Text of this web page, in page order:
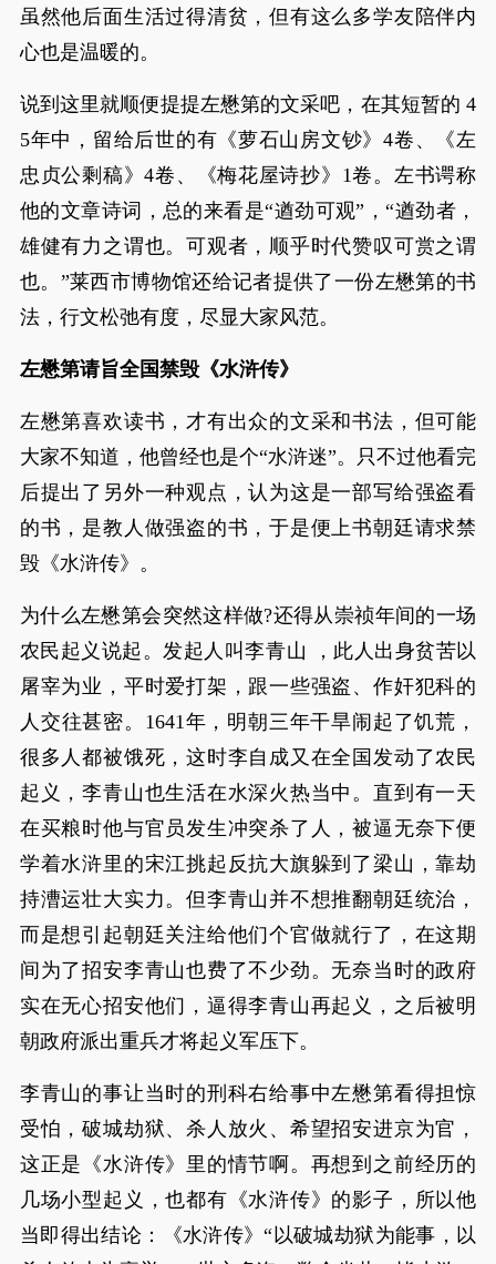
虽然他后面生活过得清贫，但有这么多学友陪伴内
心也是温暖的。
说到这里就顺便提提左懋第的文采吧，在其短暂的 4
5年中，留给后世的有《萝石山房文钞》4卷、《左
忠贞公剩稿》4卷、《梅花屋诗抄》1卷。左书谔称
他的文章诗词，总的来看是“遒劲可观”，“遒劲者，
雄健有力之谓也。可观者，顺乎时代赞叹可赏之谓
也。”莱西市博物馆还给记者提供了一份左懋第的书
法，行文松弛有度，尽显大家风范。
左懋第请旨全国禁毁《水浒传》
左懋第喜欢读书，才有出众的文采和书法，但可能
大家不知道，他曾经也是个“水浒迷”。只不过他看完
后提出了另外一种观点，认为这是一部写给强盗看
的书，是教人做强盗的书，于是便上书朝廷请求禁
毁《水浒传》。
为什么左懋第会突然这样做?还得从崇祯年间的一场
农民起义说起。发起人叫李青山 ，此人出身贫苦以
屠宰为业，平时爱打架，跟一些强盗、作奸犯科的
人交往甚密。1641年，明朝三年干旱闹起了饥荒，
很多人都被饿死，这时李自成又在全国发动了农民
起义，李青山也生活在水深火热当中。直到有一天
在买粮时他与官员发生冲突杀了人，被逼无奈下便
学着水浒里的宋江挑起反抗大旗躲到了梁山，靠劫
持漕运壮大实力。但李青山并不想推翻朝廷统治，
而是想引起朝廷关注给他们个官做就行了，在这期
间为了招安李青山也费了不少劲。无奈当时的政府
实在无心招安他们，逼得李青山再起义，之后被明
朝政府派出重兵才将起义军压下。
李青山的事让当时的刑科右给事中左懋第看得担惊
受怕，破城劫狱、杀人放火、希望招安进京为官，
这正是《水浒传》里的情节啊。再想到之前经历的
几场小型起义，也都有《水浒传》的影子，所以他
当即得出结论：《水浒传》“以破城劫狱为能事，以